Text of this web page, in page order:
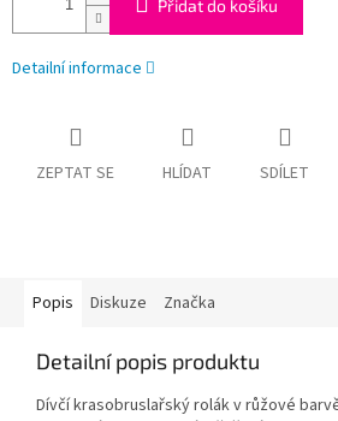
Přidat do košíku
Detailní informace
ZEPTAT SE HLÍDAT SDÍLET
Popis Diskuze Značka
Detailní popis produktu
Dívčí krasobruslařský rolák v růžové